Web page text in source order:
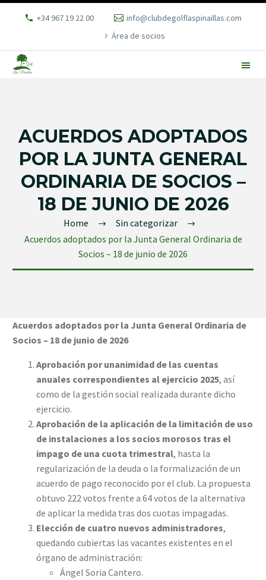
+34 967 19 22 00
info@clubdegolflaspinaillas.com
Área de socios
ACUERDOS ADOPTADOS
POR LA JUNTA GENERAL
ORDINARIA DE SOCIOS –
18 DE JUNIO DE 2026
Home
Sin categorizar
Acuerdos adoptados por la Junta General Ordinaria de
Socios – 18 de junio de 2026
Acuerdos adoptados por la Junta General Ordinaria de
Socios – 18 de junio de 2026
Aprobación por unanimidad de las cuentas
anuales correspondientes al ejercicio 2025, así
como de la gestión social realizada durante dicho
ejercicio.
Aprobación de la aplicación de la limitación de uso
de instalaciones a los socios morosos tras el
impago de una cuota trimestral, hasta la
regularización de la deuda o la formalización de un
acuerdo de pago reconocido por el club. La propuesta
obtuvo 222 votos frente a 64 votos de la alternativa
de aplicar la medida tras dos cuotas impagadas.
Elección de cuatro nuevos administradores,
quedando cubiertas las vacantes existentes en el
órgano de administración:
Ángel Soria Cantero.